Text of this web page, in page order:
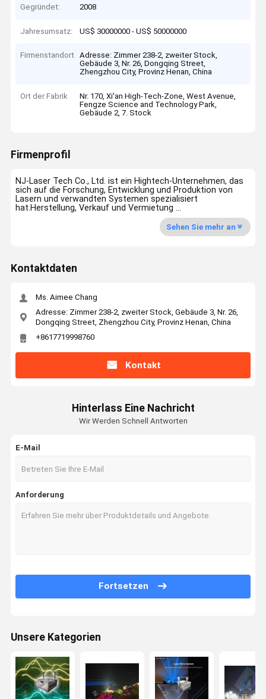
Gegründet: 2008
Jahresumsatz: US$ 30000000 - US$ 50000000
Firmenstandort
Adresse: Zimmer 238-2, zweiter Stock,
Gebäude 3, Nr. 26, Dongqing Street,
Zhengzhou City, Provinz Henan, China
Ort der Fabrik
Nr. 170, Xi'an High-Tech-Zone, West Avenue,
Fengze Science and Technology Park,
Gebäude 2, 7. Stock
Firmenprofil
NJ-Laser Tech Co., Ltd. ist ein Hightech-Unternehmen, das
sich auf die Forschung, Entwicklung und Produktion von
Lasern und verwandten Systemen spezialisiert
hat.Herstellung, Verkauf und Vermietung ...
Sehen Sie mehr an
Kontaktdaten
Ms. Aimee Chang
Adresse: Zimmer 238-2, zweiter Stock, Gebäude 3, Nr. 26,
Dongqing Street, Zhengzhou City, Provinz Henan, China
+8617719998760
Kontakt
Hinterlass Eine Nachricht
Wir Werden Schnell Antworten
E-Mail
Anforderung
Fortsetzen
Unsere Kategorien